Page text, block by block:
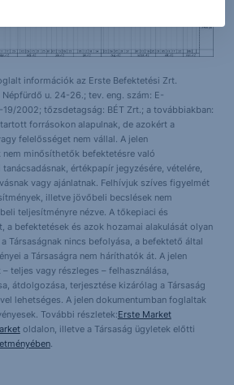
információk az Erste Befektetési Zrt.
u. 24-26.; tev. eng. szám: E-
2002; tőzsdetagság: BÉT Zrt.; a továbbiakban:
forrásokon alapulnak, de azokért a
felelősséget nem vállal. A jelen
minősíthetők befektetésre való
értékpapír jegyzésére, vételére,
vagy ajánlatnak. Felhívjuk szíves figyelmét
illetve jövőbeli becslések nem
teljesítményre nézve. A tőkepiaci és
a befektetések és azok hozamai alakulását olyan
Társaságnak nincs befolyása, a befektető által
a Társaságra nem háríthatók át. A jelen
teljes vagy részleges – felhasználása,
átdolgozása, terjesztése kizárólag a Társaság
lehetséges. A jelen dokumentumban foglaltak
További részletek:Erste Market
oldalon, illetve a Társaság ügyletek előtti
.